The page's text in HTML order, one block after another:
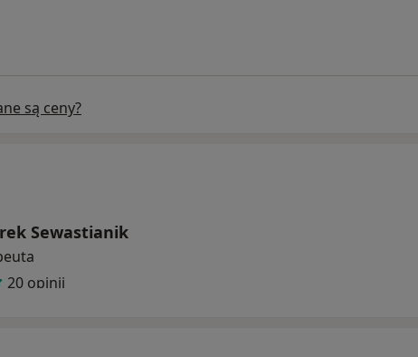
rozpoczyna pracę w innym czasie, dzięki czemu
i posiada ważne zaświadczenia o dobrym stanie
zgodnie z przepisami prawa i przestrzegają go, co
z kontroli Urzędu Wojewódzkiego.
są ceny?
Sewastianik
20 opinii